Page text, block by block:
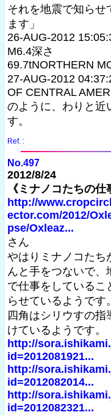
それを地震で知らせ
ます」
26-AUG-2012
M6.4深さ
69.7tNORTHERN
27-AUG-2012
OF CENTRAL
のように、わりと近
す。
Ref. :
No.497
2012/8/24
《ミナノコたちの仕
http://
ector.com/2012/
pse/Oxleaz...
さん
やはりミナノコたち
んと手をつないで、
で仕事をしているこ
らせているようです。
四角はシリウすの指
けているようです。
http://
id=2012081921...
http://
id=2012082014...
http://
id=2012082321...